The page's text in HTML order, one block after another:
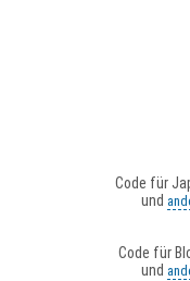
Code für
und
Code für
und